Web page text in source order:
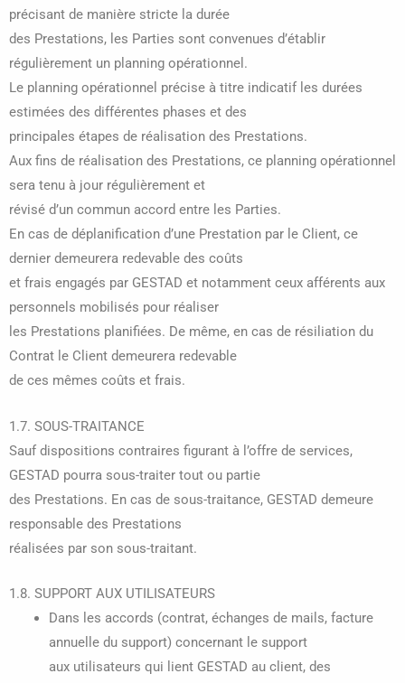
précisant de manière stricte la durée
des Prestations, les Parties sont convenues d’établir
régulièrement un planning opérationnel.
Le planning opérationnel précise à titre indicatif les durées
estimées des différentes phases et des
principales étapes de réalisation des Prestations.
Aux fins de réalisation des Prestations, ce planning opérationnel
sera tenu à jour régulièrement et
révisé d’un commun accord entre les Parties.
En cas de déplanification d’une Prestation par le Client, ce
dernier demeurera redevable des coûts
et frais engagés par GESTAD et notamment ceux afférents aux
personnels mobilisés pour réaliser
les Prestations planifiées. De même, en cas de résiliation du
Contrat le Client demeurera redevable
de ces mêmes coûts et frais.
1.7. SOUS-TRAITANCE
Sauf dispositions contraires figurant à l’offre de services,
GESTAD pourra sous-traiter tout ou partie
des Prestations. En cas de sous-traitance, GESTAD demeure
responsable des Prestations
réalisées par son sous-traitant.
1.8. SUPPORT AUX UTILISATEURS
Dans les accords (contrat, échanges de mails, facture
annuelle du support) concernant le support
aux utilisateurs qui lient GESTAD au client, des